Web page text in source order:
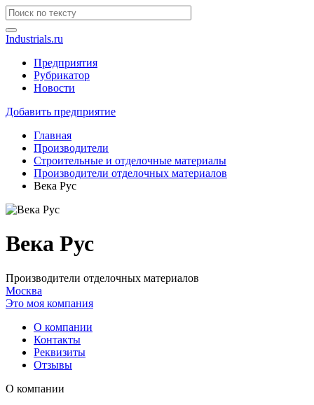
Industrials.ru
Предприятия
Рубрикатор
Новости
Добавить предприятие
Главная
Производители
Строительные и отделочные материалы
Производители отделочных материалов
Века Рус
Века Рус
Производители отделочных материалов
Москва
Это моя компания
О компании
Контакты
Реквизиты
Отзывы
О компании